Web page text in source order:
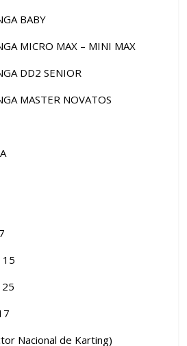
BABY
MICRO MAX – MINI MAX
DD2 SENIOR
MASTER NOVATOS
Nacional de Karting)